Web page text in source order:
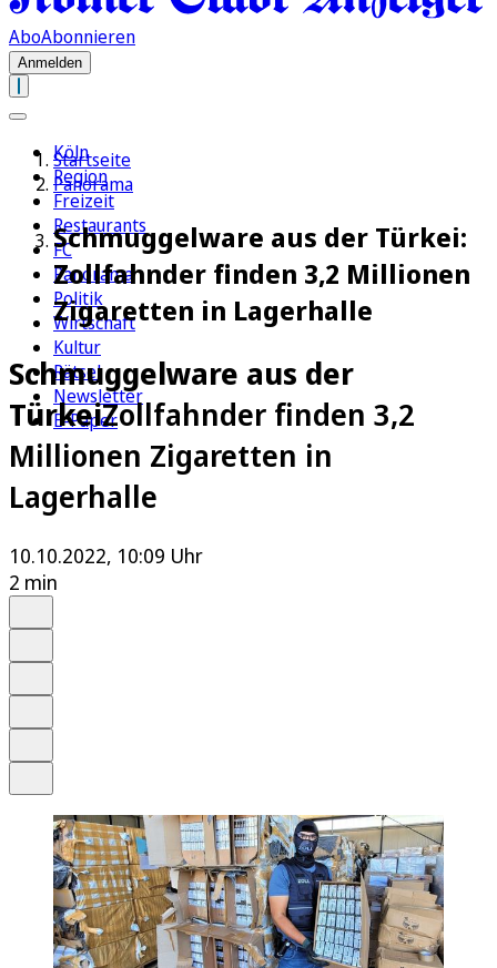
AboAbonnieren
Anmelden
Köln
Region
Freizeit
Restaurants
FC
Panorama
Politik
Wirtschaft
Kultur
Rätsel
Newsletter
E-Paper
Startseite
Panorama
Schmuggelware aus der Türkei:
Zollfahnder finden 3,2 Millionen
Zigaretten in Lagerhalle
Schmuggelware aus der
TürkeiZollfahnder finden 3,2
Millionen Zigaretten in
Lagerhalle
10.10.2022, 10:09 Uhr
2 min